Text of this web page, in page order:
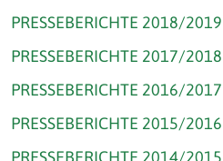
PRESSEBERICHTE 2018/2019
PRESSEBERICHTE 2017/2018
PRESSEBERICHTE 2016/2017
PRESSEBERICHTE 2015/2016
PRESSEBERICHTE 2014/2015